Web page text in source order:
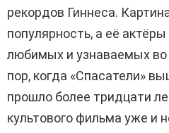
рекордов Гиннеса.
популярность, а её
любимых и узнаваемых
пор, когда «Спасатели»
прошло более тридцати
культового фильма уже и